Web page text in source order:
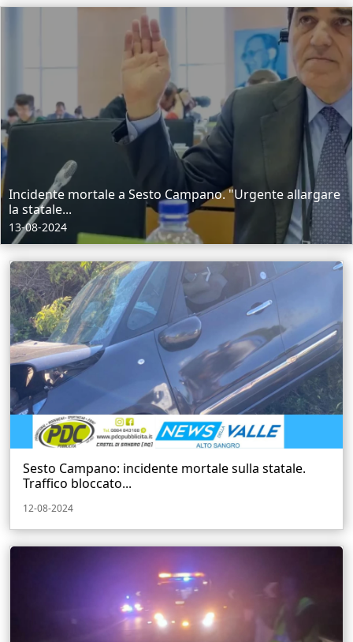
Incidente mortale a Sesto Campano. "Urgente allargare
la statale...
13-08-2024
Sesto Campano: incidente mortale sulla statale.
Traffico bloccato...
12-08-2024